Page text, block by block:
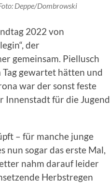
Deppe/Dombrowski
2022 von
der
gemeinsam. Piellusch
Tag gewartet hätten und
war der sonst feste
Innenstadt für die Jugend
– für manche junge
sogar das erste Mal,
nahm darauf leider
Herbstregen